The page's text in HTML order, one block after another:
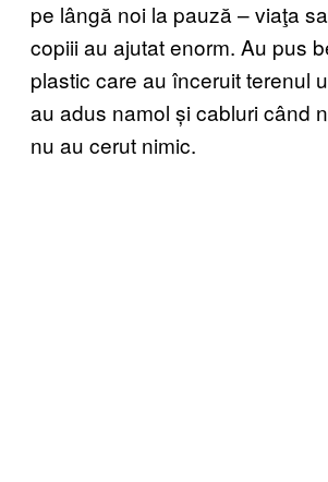
pe lângă noi la pauză – viaţa
copiii au ajutat enorm. Au pus
plastic care au înceruit terenul
au adus namol și cabluri când
nu au cerut nimic.